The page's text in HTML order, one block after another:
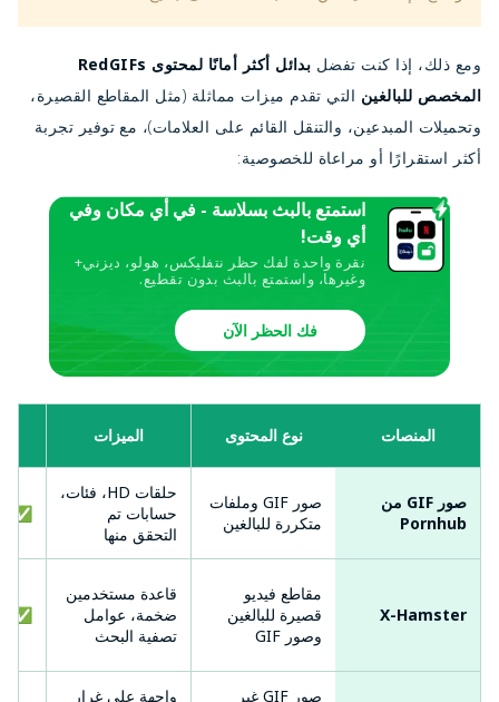
ومع ذلك، إذا كنت تفضل
بدائل أكثر أمانًا لمحتوى RedGIFs
المخصص للبالغين التي تقدم ميزات مماثلة (مثل المقاطع القصيرة،
وتحميلات المبدعين، والتنقل القائم على العلامات)، مع توفير تجربة
أكثر استقرارًا أو مراعاة للخصوصية:
استمتع بالبث بسلاسة - في أي مكان وفي
أي وقت!
نقرة واحدة لفك حظر نتفليكس، هولو، ديزني+
وغيرها، واستمتع بالبث بدون تقطيع.
فك الحظر الآن
المنصات نوع المحتوى الميزات
صور GIF من
Pornhub
صور GIF وملفات
متكررة للبالغين
حلقات HD، فئات،
حسابات تم
التحقق منها
✅
X-Hamster
مقاطع فيديو
قصيرة للبالغين
وصور GIF
قاعدة مستخدمين
ضخمة، عوامل
تصفية البحث
✅
صور GIF غير
واجهة على غرار